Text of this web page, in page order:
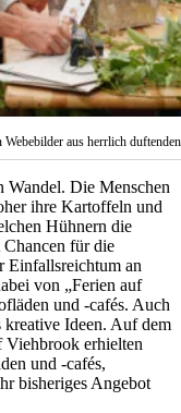
aus herrlich
Wandel. Die Menschen
ihre Kartoffeln und
Hühnern die
für die
Einfallsreichtum an
von „Ferien auf
und -cafés. Auch
Ideen. Auf dem
Viehbrook erhielten
und -cafés,
bisheriges Angebot